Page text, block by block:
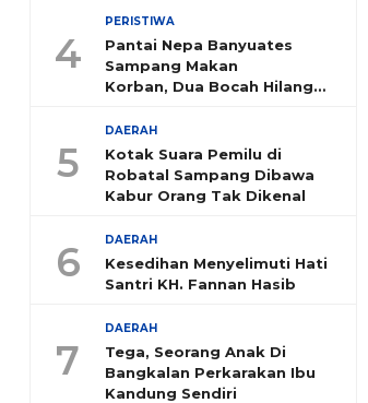
4
PERISTIWA
Pantai Nepa Banyuates
Sampang Makan
Korban, Dua Bocah Hilang
5
DAERAH
Kotak Suara Pemilu di
Robatal Sampang Dibawa
Kabur Orang Tak Dikenal
6 DAERAH
Kesedihan Menyelimuti Hati
Santri KH. Fannan Hasib
7
DAERAH
Tega, Seorang Anak Di
Bangkalan Perkarakan Ibu
Kandung Sendiri